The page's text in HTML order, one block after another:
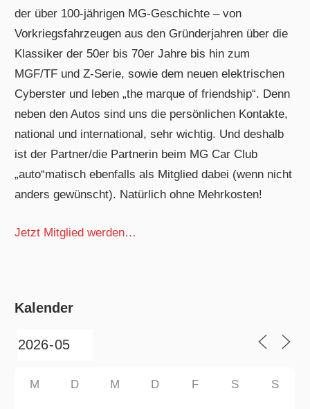
der über 100-jährigen MG-Geschichte – von
Vorkriegsfahrzeugen aus den Gründerjahren über die
Klassiker der 50er bis 70er Jahre bis hin zum
MGF/TF und Z-Serie, sowie dem neuen elektrischen
Cyberster und leben „the marque of friendship“. Denn
neben den Autos sind uns die persönlichen Kontakte,
national und international, sehr wichtig. Und deshalb
ist der Partner/die Partnerin beim MG Car Club
„auto“matisch ebenfalls als Mitglied dabei (wenn nicht
anders gewünscht). Natürlich ohne Mehrkosten!
Jetzt Mitglied werden…
Kalender
M D M D F S S